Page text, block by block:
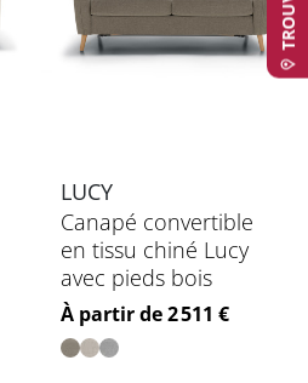
LUCY
Canapé convertible
en tissu chiné Lucy
avec pieds bois
Prix
À partir de 2 511 €